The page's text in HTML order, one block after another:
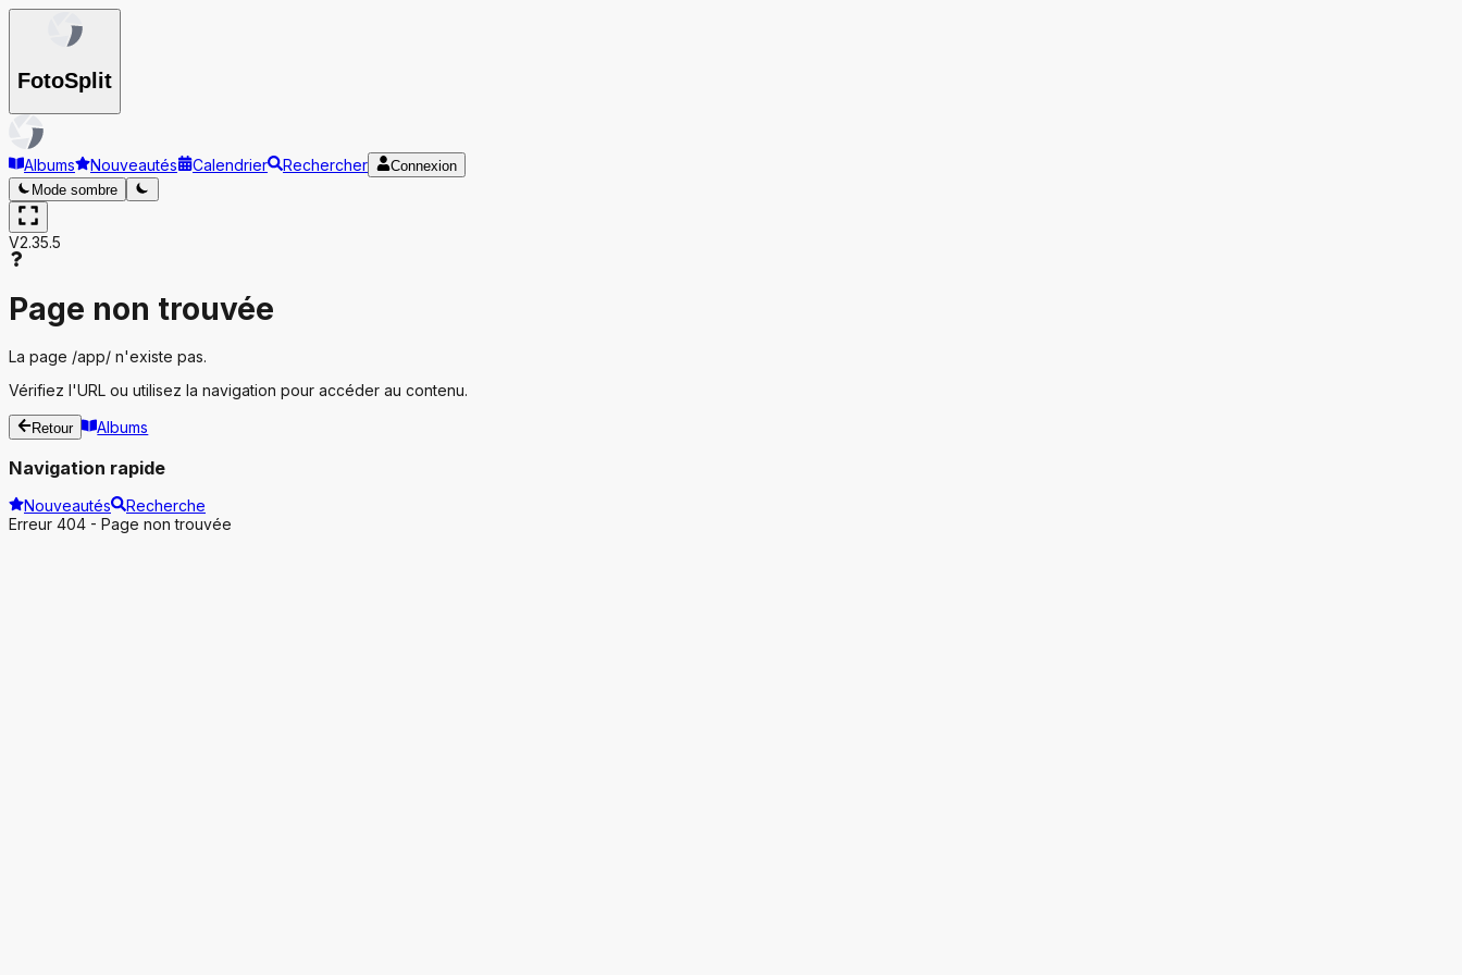
FotoSplit
Albums Nouveautés Calendrier Rechercher
Connexion
Mode sombre
V2.35.5
Page non trouvée
La page /app/ n'existe pas.
Vérifiez l'URL ou utilisez la navigation pour accéder au contenu.
Retour Albums
Navigation rapide
Nouveautés
Recherche
Erreur 404 - Page non trouvée